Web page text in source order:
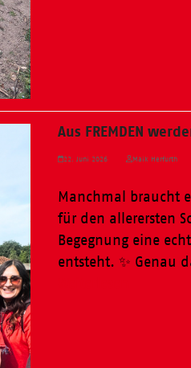
Aus FREMDEN
22. Juni 2026 Maik Herfurth
Manchmal braucht
für den allerersten
Begegnung eine
entsteht. ✨ Genau